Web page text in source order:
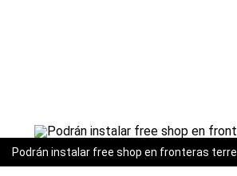
Podrán instalar free shop en fronteras